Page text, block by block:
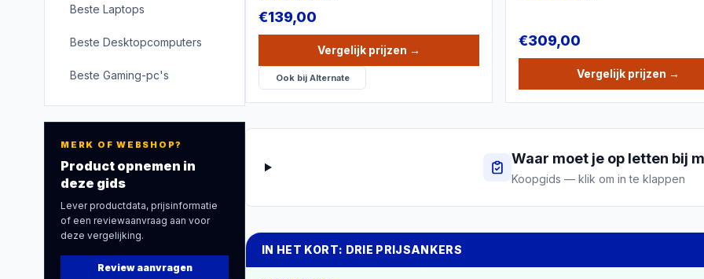
Beste Laptops
Beste Desktopcomputers
Beste Gaming-pc's
MERK OF WEBSHOP?
Product opnemen in
deze gids
Lever productdata, prijsinformatie
of een reviewaanvraag aan voor
deze vergelijking.
Review aanvragen
€139,00
Vergelijk prijzen →
Ook bij Alternate
€309,00
Vergelijk prijzen →
Waar moet je op letten bij
Koopgids — klik om in te klappen
IN HET KORT: DRIE PRIJSANKERS